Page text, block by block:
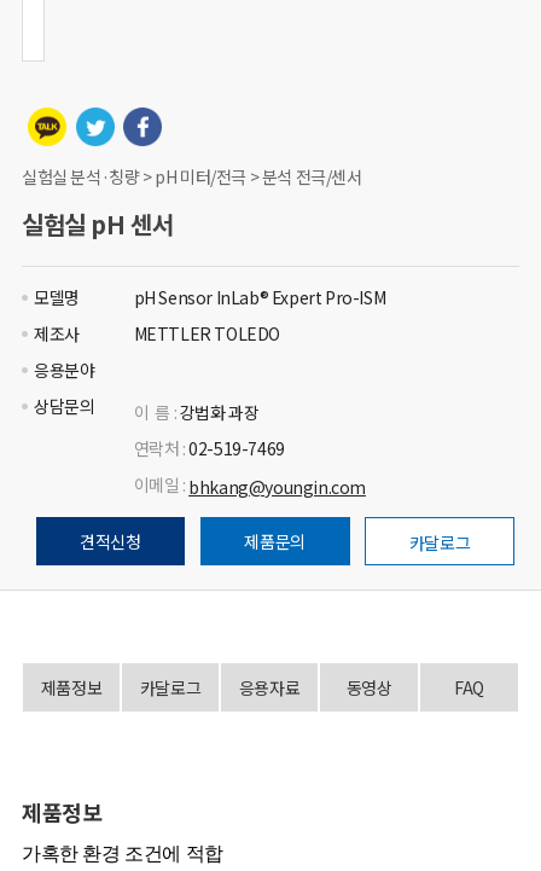
실험실 분석·칭량 > pH 미터/전극 > 분석 전극/센서
실험실 pH 센서
모델명
pH Sensor InLab® Expert Pro-ISM
제조사
METTLER TOLEDO
응용분야
상담문의
이 름 :강법화 과장
연락처 :02-519-7469
이메일 : bhkang@youngin.com
견적신청 제품문의 카달로그
제품정보 카달로그 응용자료 동영상 FAQ
제품정보
가혹한 환경 조건에 적합